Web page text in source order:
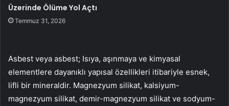
Üzerinde Ölüme Yol Açtı
Temmuz 31, 2026
Asbest veya asbest; Isıya, aşınmaya ve kimyasal
elementlere dayanıklı yapısal özellikleri itibariyle esnek,
lifli bir mineraldir. Magnezyum silikat, kalsiyum-
magnezyum silikat, demir-magnezyum silikat ve sodyum-